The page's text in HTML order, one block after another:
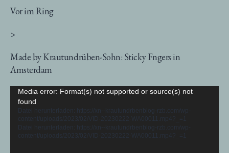
Vor im Ring
>
Made by Krautundrüben-Sohn: Sticky Fngers in
Amsterdam
Video-
Player
Media error: Format(s) not supported or source(s) not
found
Datei herunterladen: https://xn--krautundrbenblog-rzb.com/wp-
content/uploads/2023/02/VID-20230222-WA00011.mp4?_=1
Datei herunterladen: https://xn--krautundrbenblog-rzb.com/wp-
content/uploads/2023/02/VID-20230222-WA00011.mp4?_=1